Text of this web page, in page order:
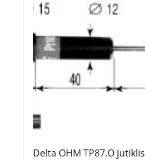
Delta OHM TP87.O jutiklis